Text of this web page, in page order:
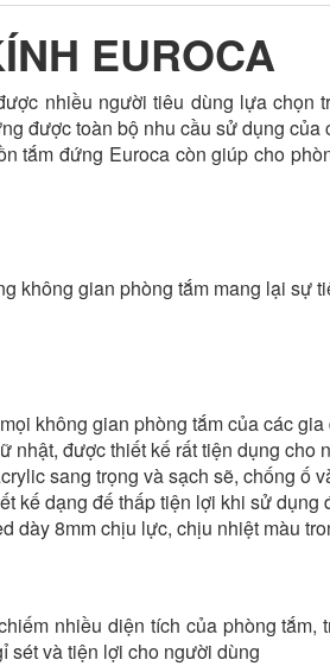
EUROCA
nhiều người tiêu dùng lựa chọn
được toàn bộ nhu cầu sử dụng
tắm đứng Euroca còn giúp cho
gian phòng tắm mang lại sự
không gian phòng tắm của các
nhật, được thiết kế rất tiện dụng cho
sang trọng và sạch sẽ, chống ố
kế dạng đế thấp tiện lợi khi sử
dày 8mm chịu lực, chịu nhiệt màu
nhiều diện tích của phòng tắm,
sét và tiện lợi cho người dùng